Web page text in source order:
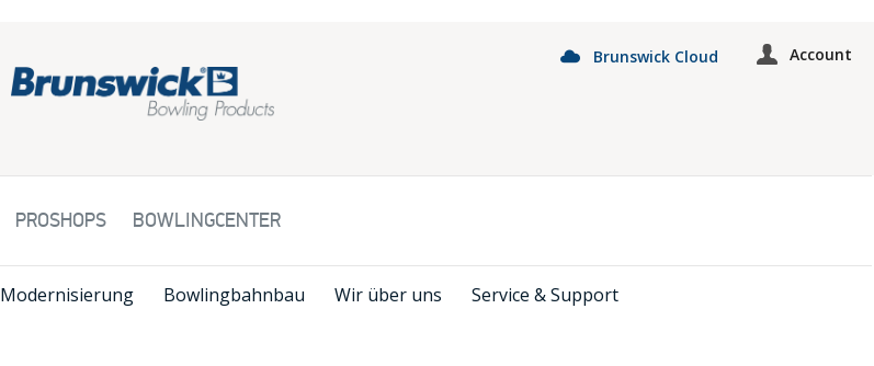
Account
Brunswick Cloud
PROSHOPS BOWLINGCENTER
Modernisierung Bowlingbahnbau Wir über uns Service & Support